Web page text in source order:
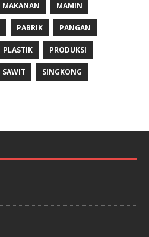
MAKANAN MAMIN
PABRIK PANGAN
PLASTIK PRODUKSI
SAWIT SINGKONG